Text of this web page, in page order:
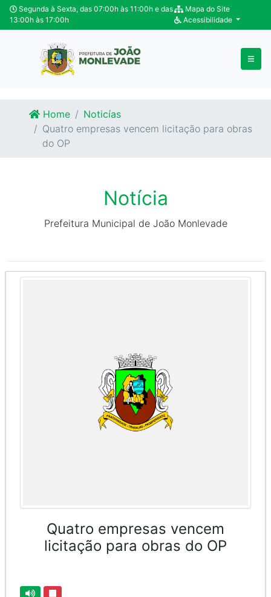
Ir para o conteúdo
Ir para o fim do conteúdo
Segunda à Sexta, das 07:00h às 11:00h e das
13:00h às 17:00h
Mapa do Site
Acessibilidade
Home
Noticías
Quatro empresas vencem licitação para obras
do OP
Notícia
Prefeitura Municipal de João Monlevade
Quatro empresas vencem
licitação para obras do OP